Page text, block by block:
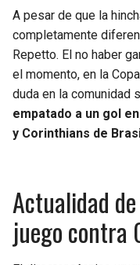
A pesar de que la
completamente
Repetto. El no haber
el momento, en la
duda en la comunidad
empatado a un gol
y Corinthians de
Actualidad
juego contra